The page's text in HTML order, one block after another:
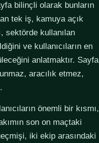
bilinçli olarak bunların
tek iş, kamuya açık
sektörde kullanılan
ve kullanıcıların en
anlatmaktır. Sayfa
aracılık etmez,
önemli bir kısmı,
son on maçtaki
iki ekip arasındaki